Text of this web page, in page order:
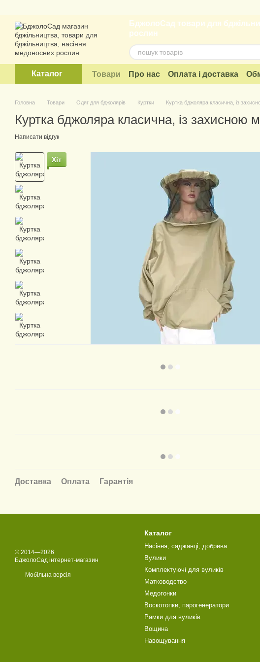
БджолоСад товари для
рослин
Каталог Товари Про нас Оплата і доставка
Договір публічної оферти
Головна Товари Одяг для бджолярів Куртки Куртка бджоляра класична, із
Куртка бджоляра класична, із захисною
Написати відгук
Хіт
Доставка Оплата Гарантія
© 2014—2026
БджолоСад інтернет-магазин
Мобільна версія
Каталог
Насіння, саджанці, добрива
Вулики
Комплектуючі для вуликів
Матководство
Медогонки
Воскотопки, парогенератори
Рамки для вуликів
Вощина
Навощування